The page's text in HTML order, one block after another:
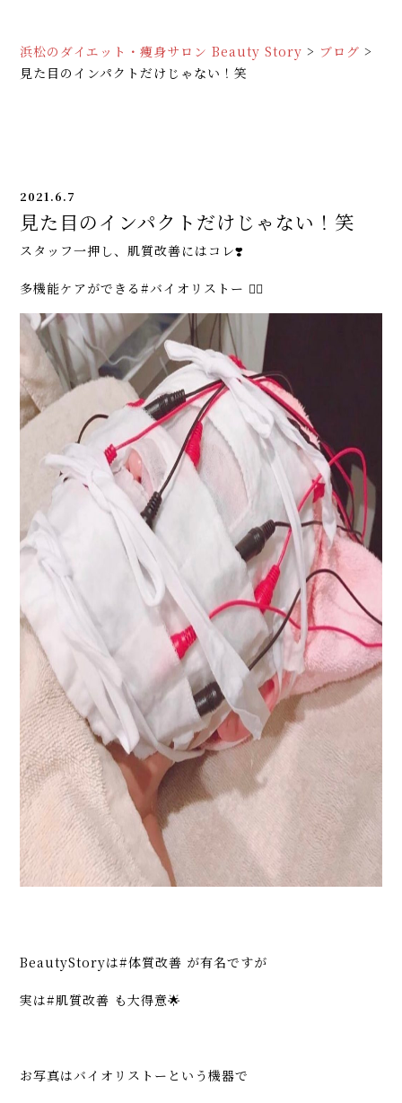
浜松のダイエット・痩身サロン Beauty Story > ブログ >
見た目のインパクトだけじゃない！笑
2021.6.7
見た目のインパクトだけじゃない！笑
スタッフ一押し、肌質改善にはコレ❣️
多機能ケアができる#バイオリストー 💆‍♀️
BeautyStoryは#体質改善 が有名ですが
実は#肌質改善 も大得意🌟
お写真はバイオリストーという機器で